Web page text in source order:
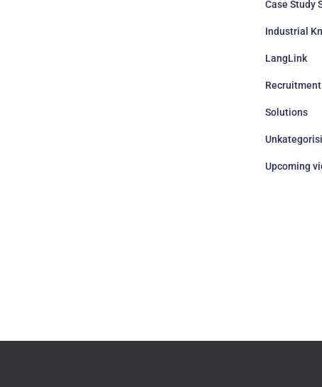
Case Study
Industrial
LangLink
Recruitment
Solutions
Upcoming